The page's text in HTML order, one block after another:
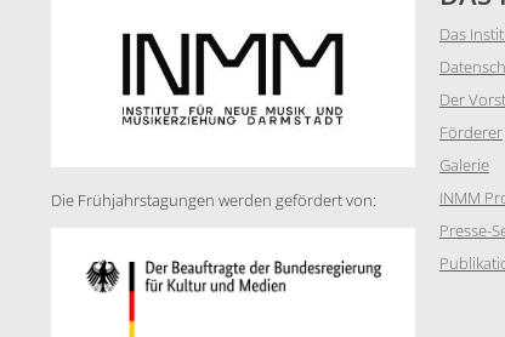
Die Frühjahrstagungen werden gefördert von:
Das
Der
Förderer
Galerie
INMM
Presse-